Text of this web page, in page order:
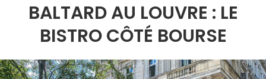
BALTARD AU LOUVRE : LE
BISTRO CÔTÉ BOURSE